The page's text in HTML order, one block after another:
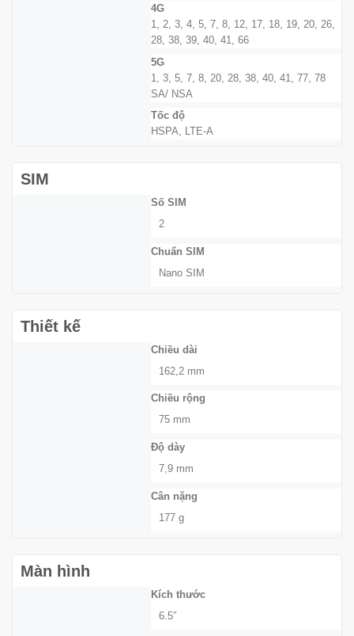
4G
1, 2, 3, 4, 5, 7, 8, 12, 17, 18, 19, 20, 26,
28, 38, 39, 40, 41, 66
5G
1, 3, 5, 7, 8, 20, 28, 38, 40, 41, 77, 78
SA/ NSA
Tốc độ
HSPA, LTE-A
SIM
Số SIM
2
Chuẩn SIM
Nano SIM
Thiết kế
Chiều dài
162,2 mm
Chiều rộng
75 mm
Độ dày
7,9 mm
Cân nặng
177 g
Màn hình
Kích thước
6.5″